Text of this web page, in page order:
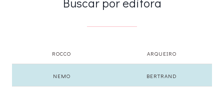
ROCCO ARQUEIRO
NEMO BERTRAND